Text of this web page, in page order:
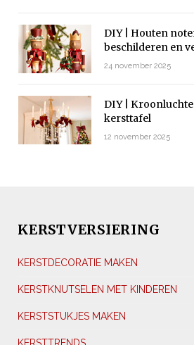
DIY | Houten
beschilderen en
24 november 2025
DIY |
kersttafel
12 november 2025
KERSTVERSIERING
KERSTDECORATIE MAKEN
KERSTKNUTSELEN MET KINDEREN
KERSTSTUKJES MAKEN